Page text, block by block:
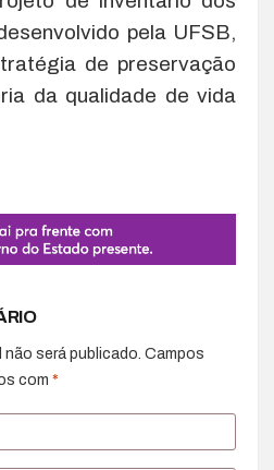
pela UFSB,
de preservação
da qualidade de vida
será publicado. Campos
com *